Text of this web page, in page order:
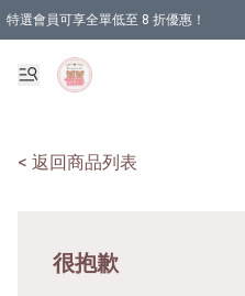
特選會員可享全單低至 8 折優惠！
< 返回商品列表
很抱歉